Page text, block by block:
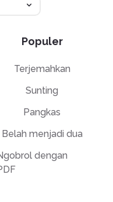
Populer
Terjemahkan
Sunting
Pangkas
Belah menjadi dua
dengan